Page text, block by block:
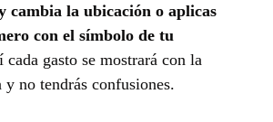
cambia la ubicación o aplicas
con el símbolo de tu
cada gasto se mostrará con la
y no tendrás confusiones.